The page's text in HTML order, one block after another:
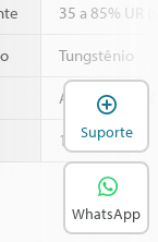
35 a 85% UR
Tungstênio
ABS/PBT/PP/
1270 gSuporte
WhatsApp